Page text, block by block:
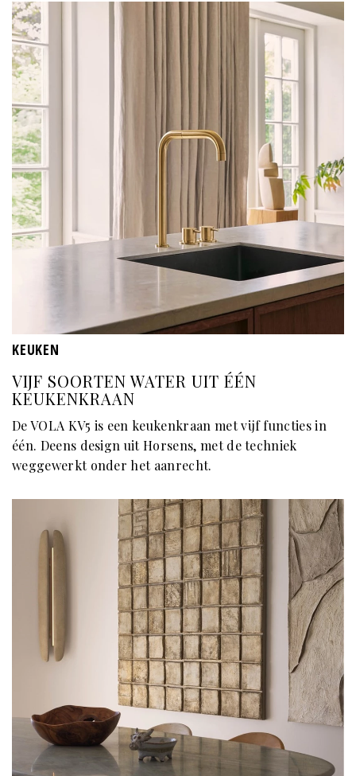
KEUKEN
VIJF SOORTEN WATER UIT ÉÉN
KEUKENKRAAN
De VOLA KV5 is een keukenkraan met vijf functies in
één. Deens design uit Horsens, met de techniek
weggewerkt onder het aanrecht.